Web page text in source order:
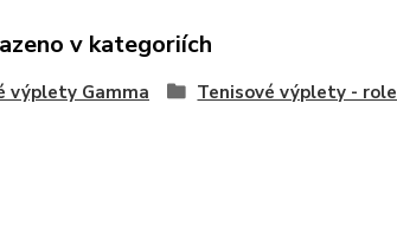
v kategoriích
výplety Gamma Tenisové výplety - role